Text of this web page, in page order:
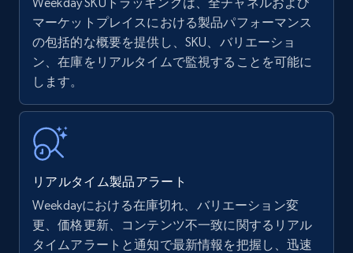
Amazon products - find products by using
upc numbers
Title, Seller name, Brand, Description, Initial
price, Currency, Availability, Reviews count, and
Amazon Reviews
マーケットプレイスにおける製品パフォーマンス
の包括的な概要を提供し、SKU、バリエーショ
ン、在庫をリアルタイムで監視することを可能に
します。
リアルタイム製品アラート
Weekdayにおける在庫切れ、バリエーション変
更、価格更新、コンテンツ不一致に関するリアル
タイムアラートと通知で最新情報を把握し、迅速